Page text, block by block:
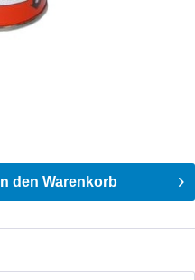
In den Warenkorb